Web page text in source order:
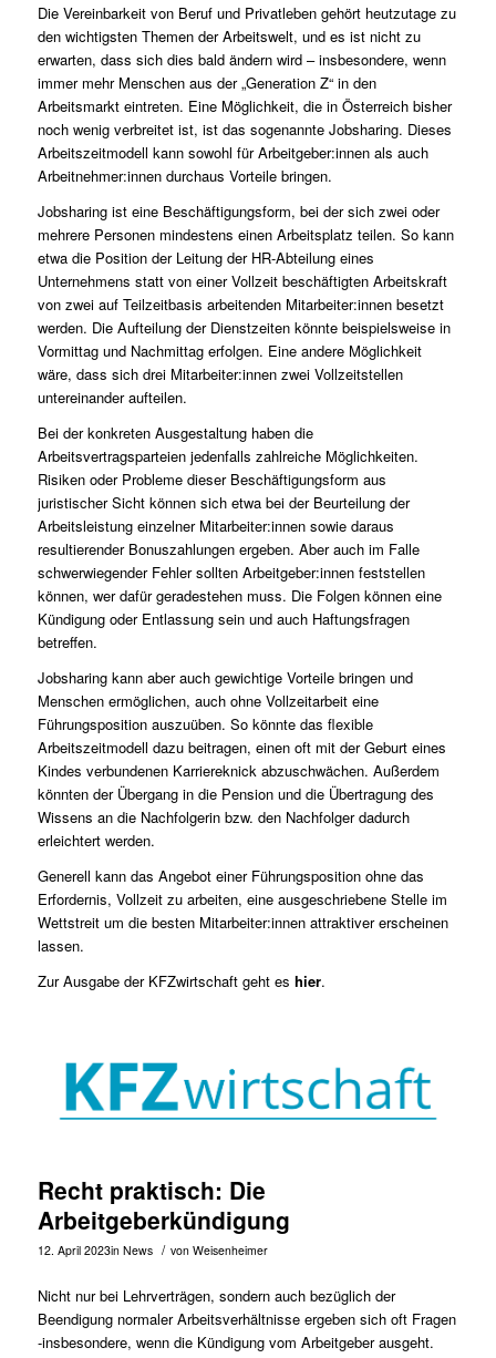
Die Vereinbarkeit von Beruf und Privatleben gehört heutzutage zu
den wichtigsten Themen derArbeitswelt, und es ist nicht zu
erwarten, dass sich dies bald ändern wird – insbesondere, wenn
immer mehr Menschen aus der „Generation Z“ in den
Arbeitsmarkt eintreten. Eine Möglichkeit, die in Österreich bisher
noch wenig verbreitet ist, ist das sogenannte Jobsharing. Dieses
Arbeitszeitmodell kann sowohl für Arbeitgeber:innen als auch
Arbeitnehmer:innen durchaus Vorteile bringen.
Jobsharing ist eine Beschäftigungsform, bei der sich zwei oder
mehrere Personen mindestens einen Arbeitsplatz teilen. So kann
etwa die Position der Leitung der HR-Abteilung eines
Unternehmens statt von einer Vollzeit beschäftigten Arbeitskraft
von zwei auf Teilzeitbasis arbeitenden Mitarbeiter:innen besetzt
werden. Die Aufteilung der Dienstzeiten könnte beispielsweise in
Vormittag und Nachmittag erfolgen. Eine andere Möglichkeit
wäre, dass sich drei Mitarbeiter:innen zwei Vollzeitstellen
untereinander aufteilen.
Bei der konkreten Ausgestaltung haben die
Arbeitsvertragsparteien jedenfalls zahlreiche Möglichkeiten.
Risiken oder Probleme dieser Beschäftigungsform aus
juristischer Sicht können sich etwa bei der Beurteilung der
Arbeitsleistung einzelner Mitarbeiter:innen sowie daraus
resultierender Bonuszahlungen ergeben. Aber auch im Falle
schwerwiegender Fehler sollten Arbeitgeber:innen feststellen
können, wer dafür geradestehen muss. Die Folgen können eine
Kündigung oder Entlassung sein und auch Haftungsfragen
betreffen.
Jobsharing kann aber auch gewichtige Vorteile bringen und
Menschen ermöglichen, auch ohne Vollzeitarbeit eine
Führungsposition auszuüben. So könnte das flexible
Arbeitszeitmodell dazu beitragen, einen oft mit der Geburt eines
Kindes verbundenen Karriereknick abzuschwächen. Außerdem
könnten der Übergang in die Pension und die Übertragung des
Wissens an die Nachfolgerin bzw. den Nachfolger dadurch
erleichtert werden.
Generell kann das Angebot einer Führungsposition ohne das
Erfordernis, Vollzeit zu arbeiten, eine ausgeschriebene Stelle im
Wettstreit um die besten Mitarbeiter:innen attraktiver erscheinen
lassen.
Zur Ausgabe der KFZwirtschaft geht es hier.
Recht praktisch: Die
Arbeitgeberkündigung
12. April 2023in News / von Weisenheimer
Nicht nur bei Lehrverträgen, sondern auch bezüglich der
Beendigung normaler Arbeitsverhältnisse ergeben sich oft Fragen
-insbesondere, wenn die Kündigung vom Arbeitgeber ausgeht.